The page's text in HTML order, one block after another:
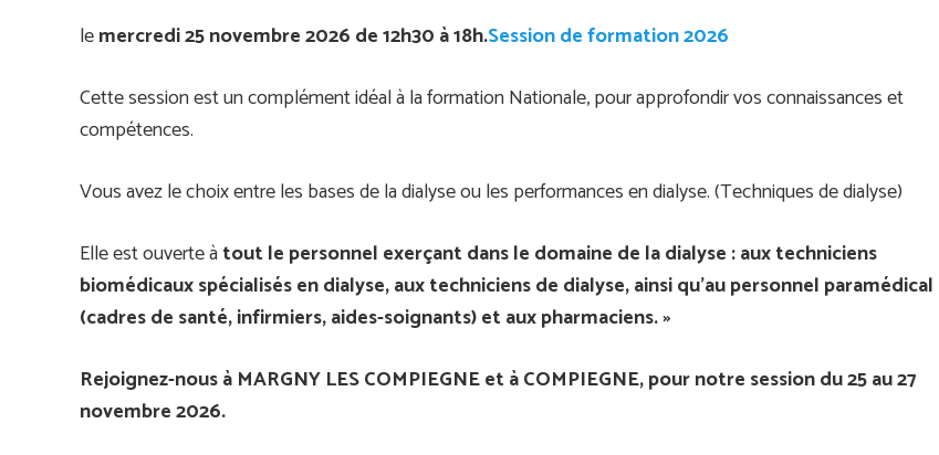
lemercredi 25 novembre 2026 de 12h30 à 18h.Session de formation 2026
Cette session est un complément idéal à la formation Nationale, pour approfondir vos connaissances et
compétences.
Vous avez le choix entre les bases de la dialyse ou les performances en dialyse. (Techniques de dialyse)
Elle est ouverte àtout le personnel exerçant dans le domaine de la dialyse :aux techniciens
biomédicaux spécialisés en dialyse, aux techniciens de dialyse, ainsi qu’au personnel paramédical
(cadres de santé, infirmiers, aides-soignants) et aux pharmaciens. »
Rejoignez-nous à MARGNY LES COMPIEGNE et à COMPIEGNE, pour notre session du 25 au 27
novembre 2026.